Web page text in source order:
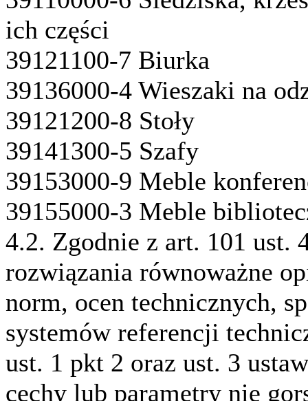
ich części
39121100-7 Biurka
39136000-4 Wieszaki na
39121200-8 Stoły
39141300-5 Szafy
39153000-9 Meble
39155000-3 Meble
4.2. Zgodnie z art. 101 ust.
rozwiązania równoważne
norm, ocen technicznych,
systemów referencji
ust. 1 pkt 2 oraz ust. 3
cechy lub parametry nie